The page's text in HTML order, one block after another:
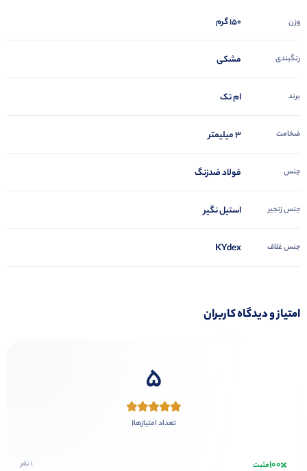
وزن 150 گرم
رنگبندی مشکی
برند ام تک
ضخامت 3 میلیمتر
جنس فولاد ضدزنگ
جنس زنجیر استیل نگیر
جنس غلاف KYdex
امتیاز و دیدگاه کاربران
5
تعداد امتیازها1
100مثبت 1 نفر